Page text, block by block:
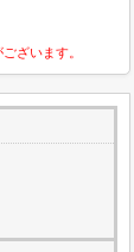
ざいます。